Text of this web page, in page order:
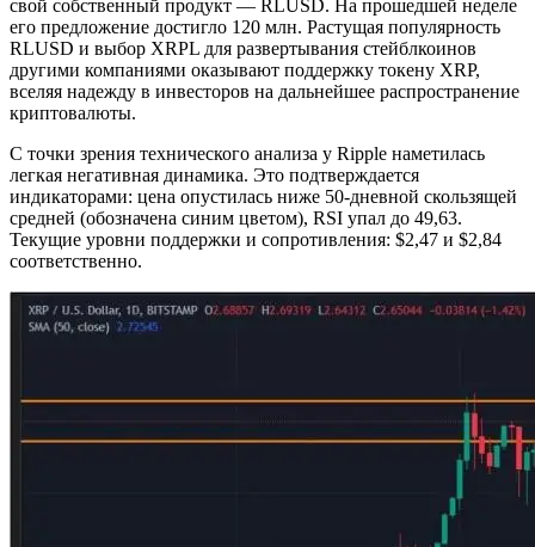
свой собственный продукт — RLUSD. На прошедшей неделе
его предложение достигло 120 млн. Растущая популярность
RLUSD и выбор XRPL для развертывания стейблкоинов
другими компаниями оказывают поддержку токену XRP,
вселяя надежду в инвесторов на дальнейшее распространение
криптовалюты.
С точки зрения технического анализа у Ripple наметилась
легкая негативная динамика. Это подтверждается
индикаторами: цена опустилась ниже 50-дневной скользящей
средней (обозначена синим цветом), RSI упал до 49,63.
Текущие уровни поддержки и сопротивления: $2,47 и $2,84
соответственно.